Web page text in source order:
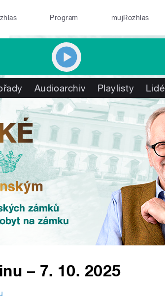
Program mujRozhlas
Audioarchiv Playlisty Lidé
– 7. 10. 2025